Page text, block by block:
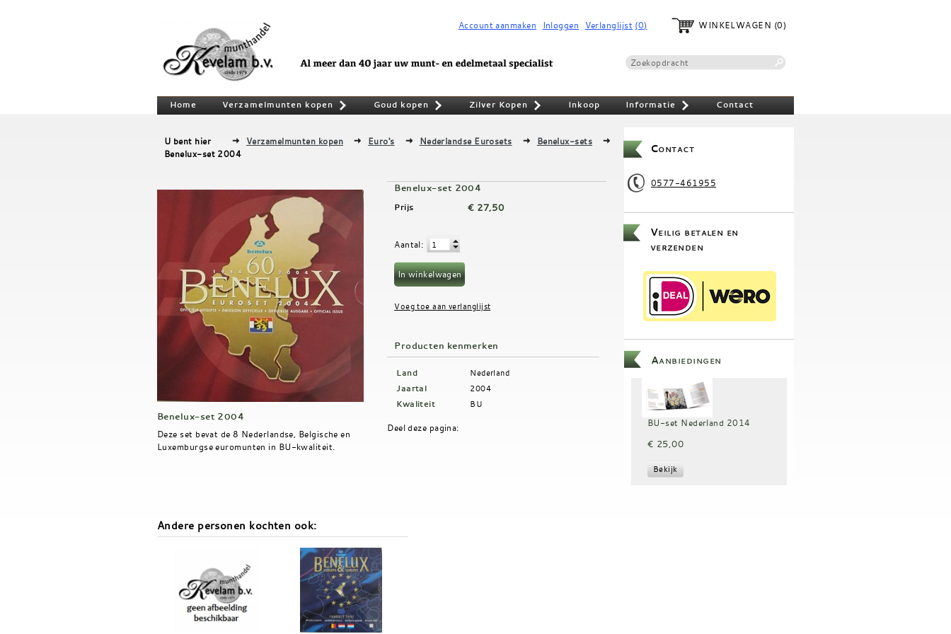
Account aanmaken Inloggen Verlanglijst (0) WINKELWAGEN (0)
Home Verzamelmunten kopen Goud kopen Zilver Kopen Inkoop Informatie Contact
U bent hier Verzamelmunten kopen Euro's Nederlandse Eurosets
Benelux-sets
Benelux-set 2004
Benelux-set 2004
Deze set bevat de 8 Nederlandse, Belgische en
Luxemburgse euromunten in BU-kwaliteit.
Benelux-set 2004
Prijs € 27,50
Aantal:
Producten kenmerken
Land Nederland
Jaartal 2004
Kwaliteit BU
Deel deze pagina:
Contact
0577-461955
Veilig betalen en
verzenden
Aanbiedingen
BU-set Nederland 2014
€ 25,00
Andere personen kochten ook: